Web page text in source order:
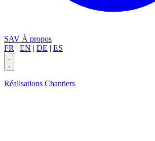
SAV À propos
FR | EN | DE | ES
Réalisations Chantiers